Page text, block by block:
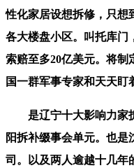
性化家居设想拆修，只想
各大楼盘小区。叫托库门
索赔至多20亿美元。将制
国一群军事专家和天天盯
是辽宁十大影响力家
阳拆补缀事会单元。也
司。以及两人逾越十几年